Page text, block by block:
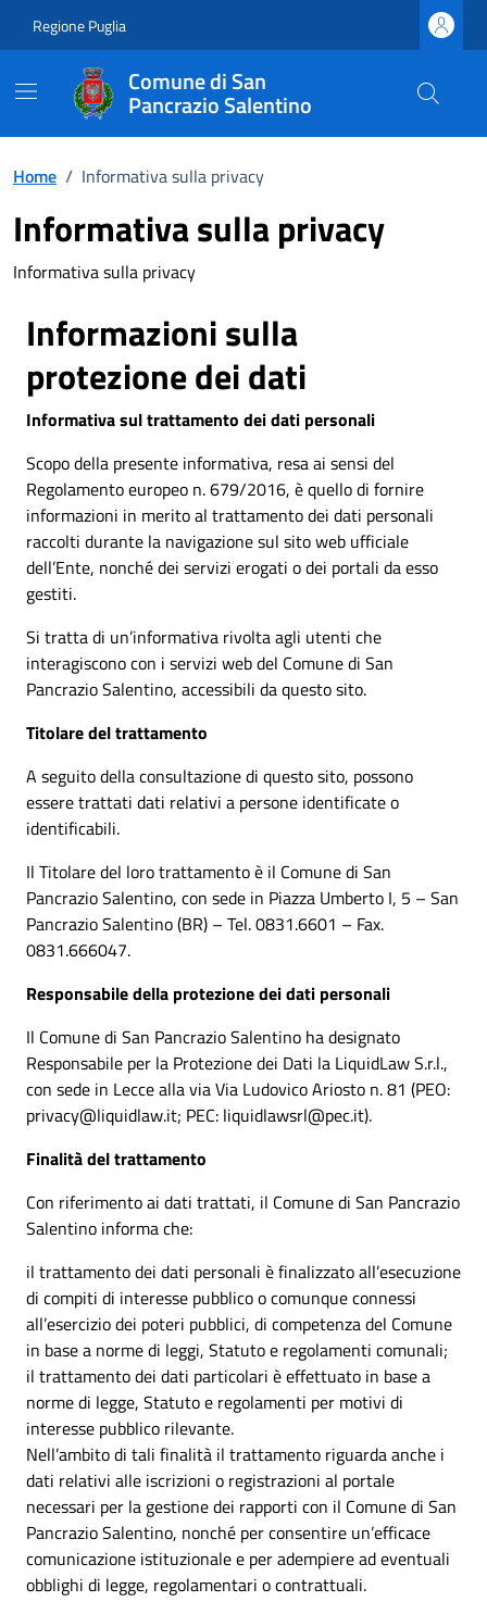
Regione Puglia
Comune di San
Pancrazio Salentino
Home / Informativa sulla privacy
Informativa sulla privacy
Informativa sulla privacy
Informazioni sulla
protezione dei dati
Informativa sul trattamento dei dati personali
Scopo della presente informativa, resa ai sensi del
Regolamento europeo n. 679/2016, è quello di fornire
informazioni in merito al trattamento dei dati personali
raccolti durante la navigazione sul sito web ufficiale
dell’Ente, nonché dei servizi erogati o dei portali da esso
gestiti.
Si tratta di un’informativa rivolta agli utenti che
interagiscono con i servizi web del Comune di San
Pancrazio Salentino, accessibili da questo sito.
Titolare del trattamento
A seguito della consultazione di questo sito, possono
essere trattati dati relativi a persone identificate o
identificabili.
Il Titolare del loro trattamento è il Comune di San
Pancrazio Salentino, con sede in Piazza Umberto I, 5 – San
Pancrazio Salentino (BR) – Tel. 0831.6601 – Fax.
0831.666047.
Responsabile della protezione dei dati personali
Il Comune di San Pancrazio Salentino ha designato
Responsabile per la Protezione dei Dati la LiquidLaw S.r.l.,
con sede in Lecce alla via Via Ludovico Ariosto n. 81 (PEO:
privacy@liquidlaw.it; PEC: liquidlawsrl@pec.it).
Finalità del trattamento
Con riferimento ai dati trattati, il Comune di San Pancrazio
Salentino informa che:
il trattamento dei dati personali è finalizzato all’esecuzione
di compiti di interesse pubblico o comunque connessi
all’esercizio dei poteri pubblici, di competenza del Comune
in base a norme di leggi, Statuto e regolamenti comunali;
il trattamento dei dati particolari è effettuato in base a
norme di legge, Statuto e regolamenti per motivi di
interesse pubblico rilevante.
Nell’ambito di tali finalità il trattamento riguarda anche i
dati relativi alle iscrizioni o registrazioni al portale
necessari per la gestione dei rapporti con il Comune di San
Pancrazio Salentino, nonché per consentire un’efficace
comunicazione istituzionale e per adempiere ad eventuali
obblighi di legge, regolamentari o contrattuali.